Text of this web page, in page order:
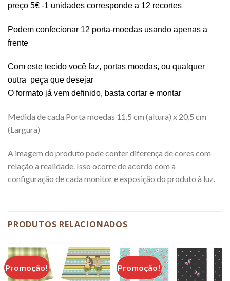
preço 5€ -1 unidades corresponde a 12 recortes
Podem confecionar 12 porta-moedas usando apenas a
frente
Com este tecido você faz, portas moedas, ou qualquer
outra peça que desejar
O formato já vem definido, basta cortar e montar
Medida de cada Porta moedas 11,5 cm (altura) x 20,5 cm
(Largura)
A imagem do produto pode conter diferença de cores com
relação a realidade. Isso ocorre de acordo com a
configuração de cada monitor e exposição do produto à luz.
PRODUTOS RELACIONADOS
Promoção! Promoção!